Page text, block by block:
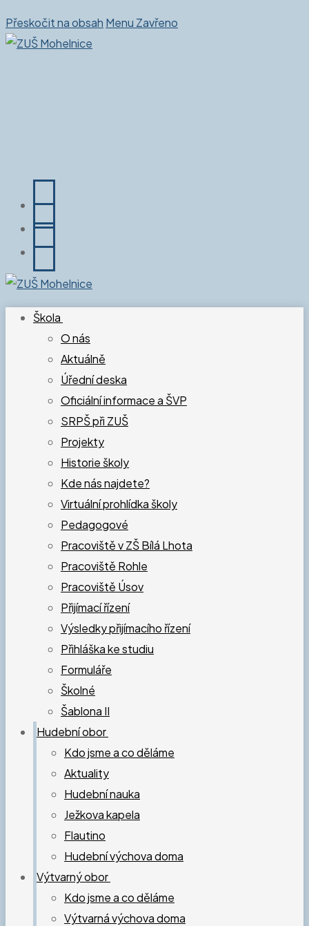
Přeskočit na obsah Menu Zavřeno
Škola
O nás
Aktuálně
Úřední deska
Oficiální informace a ŠVP
SRPŠ při ZUŠ
Projekty
Historie školy
Kde nás najdete?
Virtuální prohlídka školy
Pedagogové
Pracoviště v ZŠ Bílá Lhota
Pracoviště Rohle
Pracoviště Úsov
Přijímací řízení
Výsledky přijímacího řízení
Přihláška ke studiu
Formuláře
Školné
Šablona II
Hudební obor
Kdo jsme a co děláme
Aktuality
Hudební nauka
Ježkova kapela
Flautino
Hudební výchova doma
Výtvarný obor
Kdo jsme a co děláme
Výtvarná výchova doma